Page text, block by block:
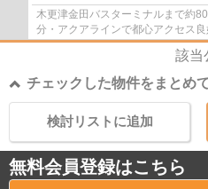
木更津金田バスターミナルまで約
分・アクアラインで都心アクセス
アパート用地のもおすすめです♪
該当
チェックした物件をまとめ
検討リストに追加
無料会員登録はこちら